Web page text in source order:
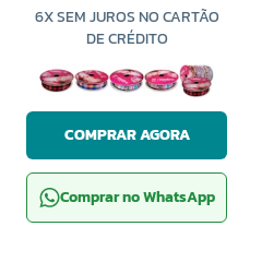
6X SEM JUROS NO CARTÃO
DE CRÉDITO
COMPRAR AGORA
Comprar no WhatsApp